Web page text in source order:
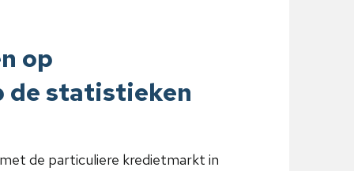
op
de statistieken
de particuliere kredietmarkt in